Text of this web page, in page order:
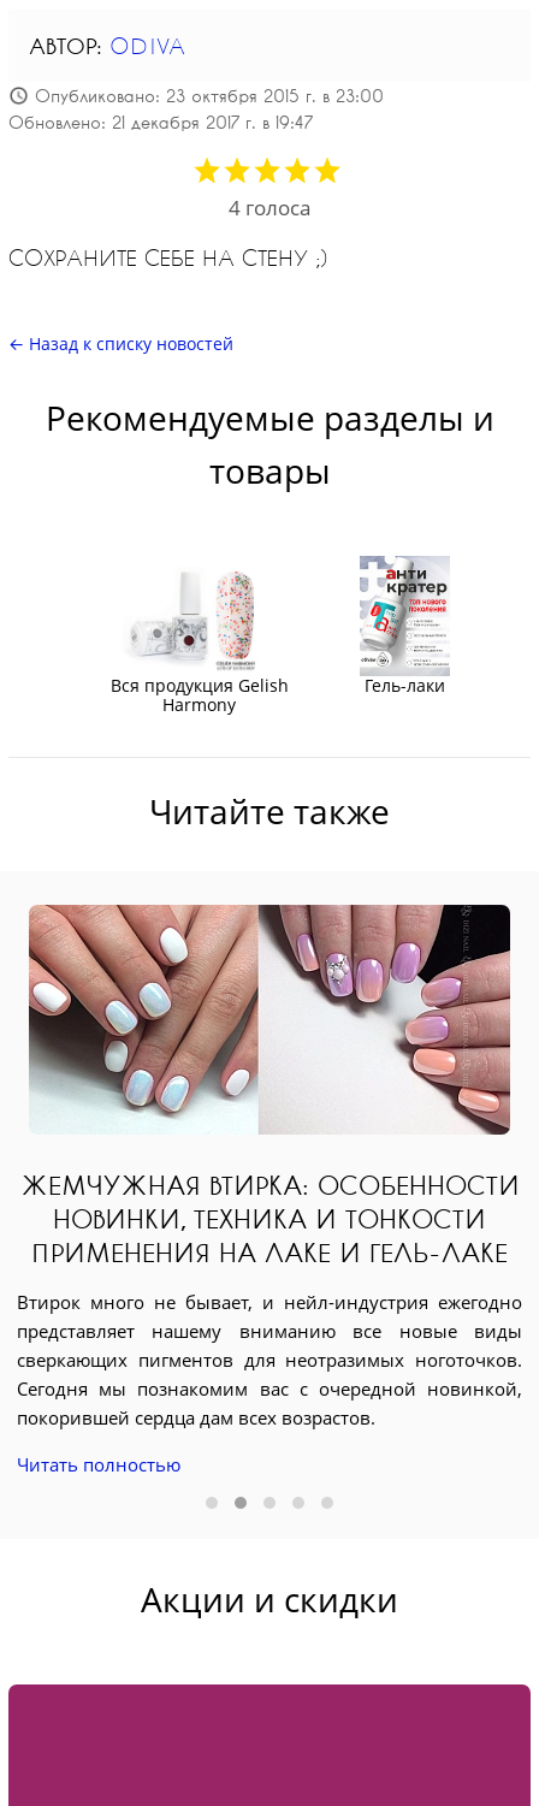
АВТОР: ODIVA
Опубликовано: 23 октября 2015 г. в 23:00
Обновлено: 21 декабря 2017 г. в 19:47
4 голоса
СОХРАНИТЕ СЕБЕ НА СТЕНУ ;)
← Назад к списку новостей
Рекомендуемые разделы и
товары
Вся продукция Gelish
Harmony
Гель-лаки
Читайте также
ЖЕМЧУЖНАЯ ВТИРКА: ОСОБЕННОСТИ
НОВИНКИ, ТЕХНИКА И ТОНКОСТИ
ПРИМЕНЕНИЯ НА ЛАКЕ И ГЕЛЬ-ЛАКЕ
Втирок много не бывает, и нейл-индустрия ежегодно
представляет нашему вниманию все новые виды
сверкающих пигментов для неотразимых ноготочков.
Сегодня мы познакомим вас с очередной новинкой,
покорившей сердца дам всех возрастов.
Читать полностью
Акции и скидки